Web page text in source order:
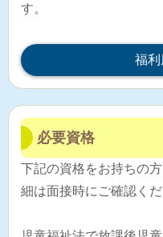
す。
福利
必要資格
下記の資格をお持ちの
細は面接時にご確認くだ